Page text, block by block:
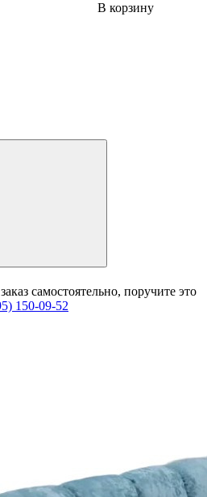
В корзину
самостоятельно, поручите это
150-09-52